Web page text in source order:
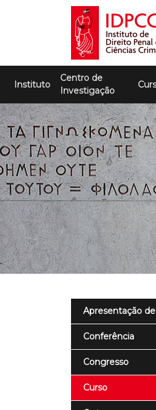
IDPCC
Instituto de Direito
Criminais
Instituto
Centro de
Investigação
Apresentação
Conferência
Congresso
Curso